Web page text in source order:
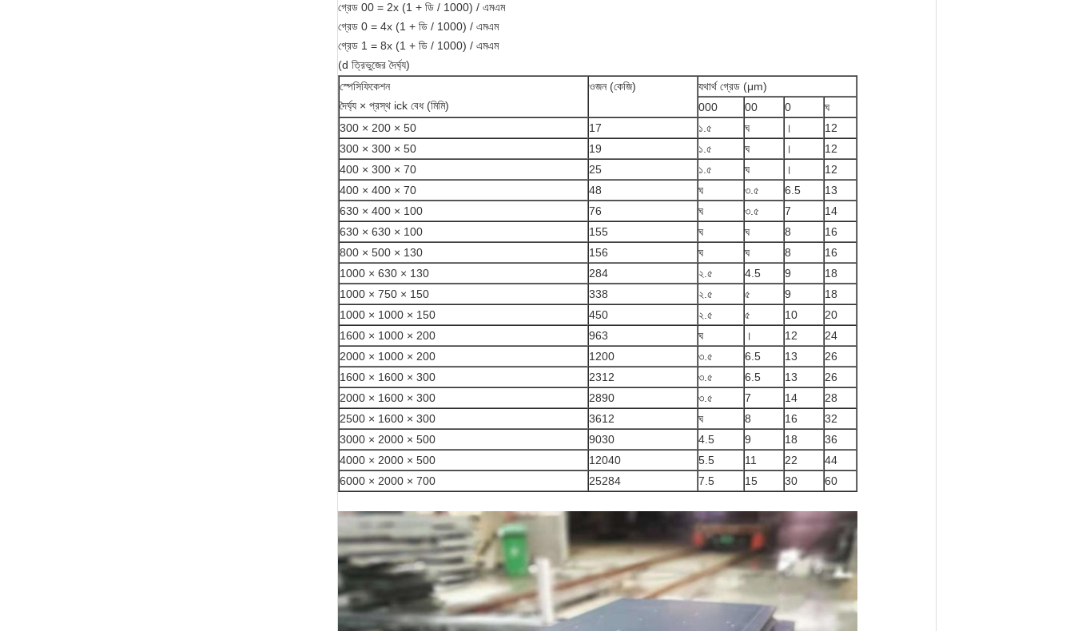
গ্রেড 00 = 2x (1 + ডি / 1000) / এমএম
গ্রেড 0 = 4x (1 + ডি / 1000) / এমএম
গ্রেড 1 = 8x (1 + ডি / 1000) / এমএম
(d ত্রিভুজের দৈর্ঘ্য)
স্পেসিফিকেশন
দৈর্ঘ্য × প্রস্থ ick বেধ (মিমি)
ওজন (কেজি)
যথার্থ গ্রেড (μm)
000
00 0
ঘ
300 × 200 × 50
17 ১.৫ ঘ ।
12
300 × 300 × 50
19 ১.৫ ঘ ।
12
400 × 300 × 70
25 ১.৫ ঘ ।
12
400 × 400 × 70
48 ঘ ৩.৫ 6.5
13
630 × 400 × 100
76 ঘ ৩.৫ 7
14
630 × 630 × 100
155 ঘ ঘ 8
16
800 × 500 × 130
156 ঘ ঘ 8
16
1000 × 630 × 130
284 ২.৫ 4.5 9
18
1000 × 750 × 150
338 ২.৫ ৫ 9
18
1000 × 1000 × 150
450 ২.৫ ৫ 10
20
1600 × 1000 × 200
963 ঘ । 12
24
2000 × 1000 × 200
1200 ৩.৫ 6.5 13
26
1600 × 1600 × 300
2312 ৩.৫ 6.5 13
26
2000 × 1600 × 300
2890 ৩.৫ 7 14
28
2500 × 1600 × 300
3612 ঘ 8 16
32
3000 × 2000 × 500
9030 4.5 9 18
36
4000 × 2000 × 500
12040 5.5 11 22
44
6000 × 2000 × 700
25284 7.5 15 30 60